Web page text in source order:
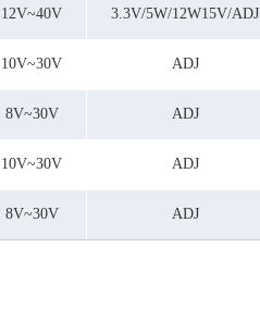
12V~40V 3.3V/5W/12W15V/ADJ
10V~30V ADJ
8V~30V ADJ
10V~30V ADJ
8V~30V ADJ